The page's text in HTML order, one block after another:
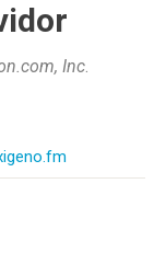
Inc.